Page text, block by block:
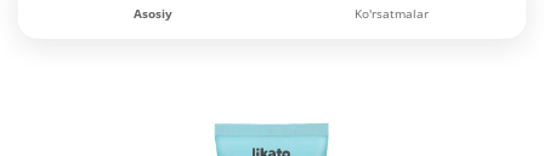
Asosiy Ko'rsatmalar